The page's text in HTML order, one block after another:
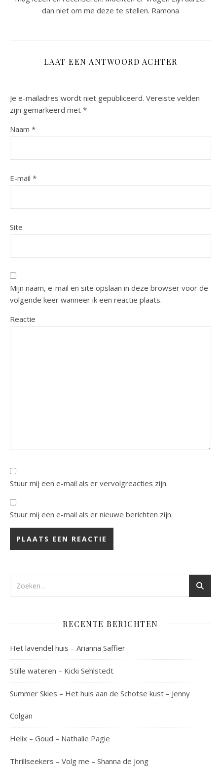
dan niet om me deze te stellen. Ramona
LAAT EEN ANTWOORD ACHTER
Je e-mailadres wordt niet gepubliceerd. Vereiste velden
zijn gemarkeerd met *
Naam *
E-mail *
Site
Mijn naam, e-mail en site opslaan in deze browser voor de
volgende keer wanneer ik een reactie plaats.
Reactie
Stuur mij een e-mail als er vervolgreacties zijn.
Stuur mij een e-mail als er nieuwe berichten zijn.
RECENTE BERICHTEN
Het lavendel huis – Arianna Saffier
Stille wateren – Kicki Sehlstedt
Summer Skies – Het huis aan de Schotse kust – Jenny
Colgan
Helix – Goud – Nathalie Pagie
Thrillseekers – Volg me – Shanna de Jong